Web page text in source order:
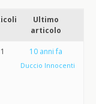
Ultimo
articolo
1 10 anni fa
Duccio Innocenti